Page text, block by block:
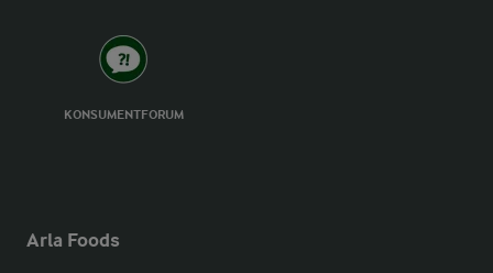
KONSUMENTFORUM
Arla Foods